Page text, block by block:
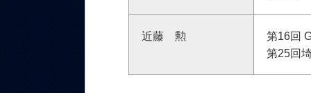
近藤 勲
第16回
第25回